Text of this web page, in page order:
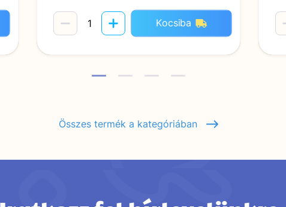
Kocsiba
Összes termék a kategóriában